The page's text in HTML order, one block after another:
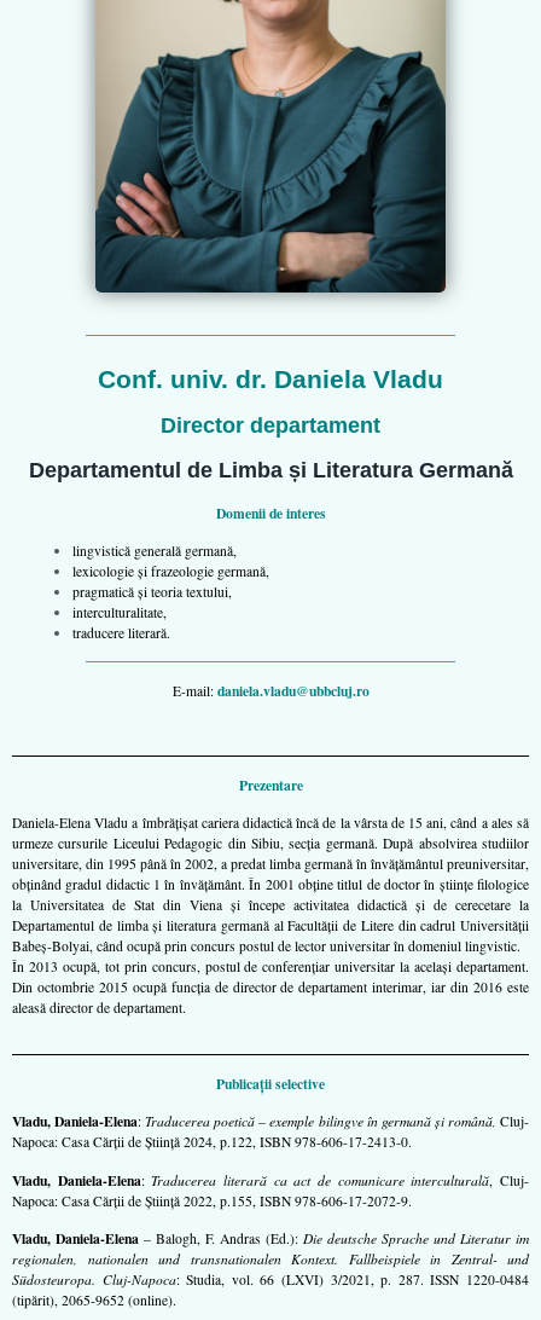
Conf. univ. dr. Daniela Vladu
Director departament
Departamentul de Limba și Literatura Germană
Domenii de interes
lingvistică generală germană,
lexicologie şi frazeologie germană,
pragmatică şi teoria textului,
interculturalitate,
traducere literară.
E-mail: daniela.vladu@ubbcluj.ro
Prezentare
Daniela-Elena Vladu a îmbrăţişat cariera didactică încă de la vârsta de 15 ani, când a ales să
urmeze cursurile Liceului Pedagogic din Sibiu, secţia germană. După absolvirea studiilor
universitare, din 1995 până în 2002, a predat limba germană în învăţământul preuniversitar,
obţinând gradul didactic 1 în învăţământ. În 2001 obţine titlul de doctor în ştiinţe filologice
la Universitatea de Stat din Viena și începe activitatea didactică și de cerecetare la
Departamentul de limba și literatura germană al Facultăţii de Litere din cadrul Universităţii
Babeș-Bolyai, când ocupă prin concurs postul de lector universitar în domeniul lingvistic.
În 2013 ocupă, tot prin concurs, postul de conferenţiar universitar la același departament.
Din octombrie 2015 ocupă funcţia de director de departament interimar, iar din 2016 este
aleasă director de departament.
Publicații selective
Vladu, Daniela-Elena: Traducerea poetică – exemple bilingve în germană şi română,Cluj-
Napoca: Casa Cărţii de Ştiinţă 2024, p.122, ISBN 978-606-17-2413-0.
Vladu, Daniela-Elena:Traducerea literară ca act de comunicare interculturală , Cluj-
Napoca: Casa Cărţii de Ştiinţă 2022, p.155, ISBN 978-606-17-2072-9.
Vladu, Daniela-Elena – Balogh, F. Andras (Ed.): Die deutsche Sprache und Literatur im
regionalen, nationalen und transnationalen Kontext. Fallbeispiele in Zentral- und
Südosteuropa. Cluj-Napoca: Studia, vol. 66 (LXVI) 3/2021, p. 287. ISSN 1220-0484
(tipărit), 2065-9652 (online).